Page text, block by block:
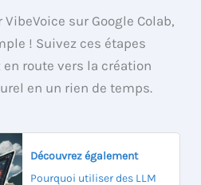
sur Google Colab,
! Suivez ces étapes
route vers la création
en un rien de temps.
Découvrez également
Pourquoi utiliser des LLM